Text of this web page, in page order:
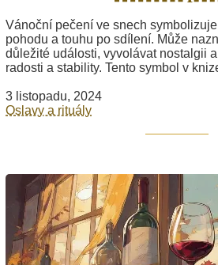
Vánoční pečení ve snech
pohodu a touhu po sdílení. Může
důležité události, vyvolávat nostalgii
radosti a stability. Tento symbol v
3 listopadu, 2024
Oslavy a rituály